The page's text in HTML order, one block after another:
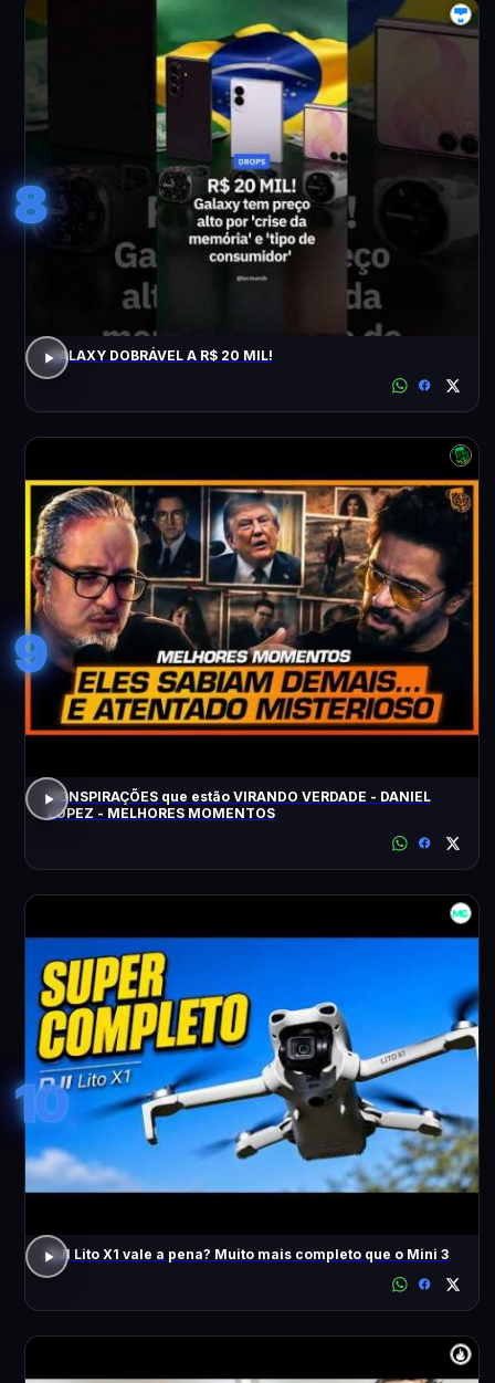
8
GALAXY DOBRÁVEL A R$ 20 MIL!
9
CONSPIRAÇÕES que estão VIRANDO VERDADE - DANIEL
LOPEZ - MELHORES MOMENTOS
10
DJI Lito X1 vale a pena? Muito mais completo que o Mini 3